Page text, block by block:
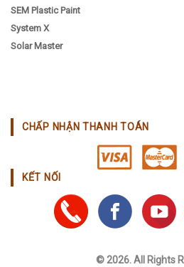
SEM Plastic Paint
System X
Solar Master
© 2026. All Rights
CHẤP NHẬN THANH TOÁN
KẾT NỐI